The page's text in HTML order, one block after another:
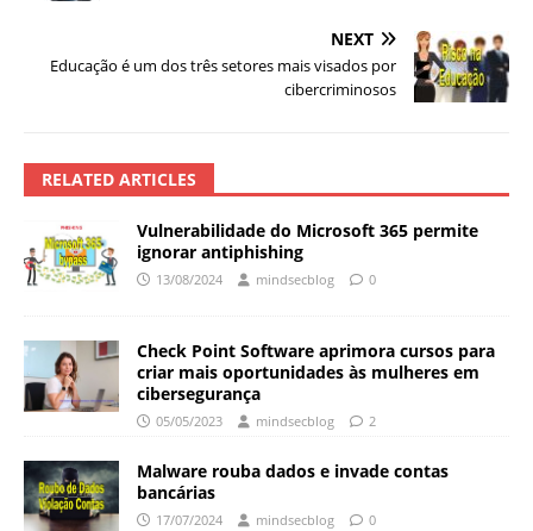
NEXT
Educação é um dos três setores mais visados por
cibercriminosos
RELATED ARTICLES
Vulnerabilidade do Microsoft 365 permite
ignorar antiphishing
13/08/2024 mindsecblog 0
Check Point Software aprimora cursos para
criar mais oportunidades às mulheres em
cibersegurança
05/05/2023 mindsecblog 2
Malware rouba dados e invade contas
bancárias
17/07/2024 mindsecblog 0